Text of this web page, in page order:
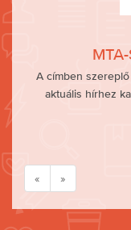
A címben
aktuális hírhez
« »